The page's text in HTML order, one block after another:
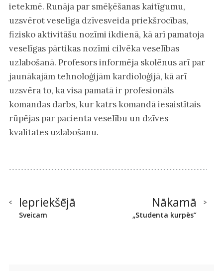
ietekmē. Runāja par smēķēšanas kaitīgumu,
uzsvērot veselīga dzīvesveida priekšrocības,
fizisko aktivitāšu nozīmi ikdienā, kā arī pamatoja
veselīgas pārtikas nozīmi cilvēka veselības
uzlabošanā. Profesors informēja skolēnus arī par
jaunākajām tehnoloģijām kardioloģijā, kā arī
uzsvēra to, ka visa pamatā ir profesionāls
komandas darbs, kur katrs komandā iesaistītais
rūpējas par pacienta veselību un dzīves
kvalitātes uzlabošanu.
Iepriekšējā
Sveicam
Nākamā
„Studenta kurpēs”